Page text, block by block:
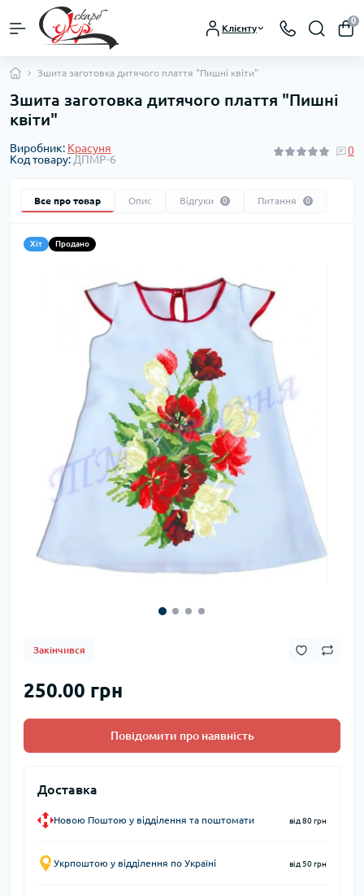
Клієнту
0
Зшита заготовка дитячого плаття "Пишні квіти"
Зшита заготовка дитячого плаття "Пишні
квіти"
Виробник: Красуня
Код товару:ДПМР-6
0
Все про товар Опис Відгуки 0 Питання 0
Хіт Продано
Закінчився
250.00 грн
Повідомити про наявність
Доставка
Новою Поштою у відділення та поштомати від 80 грн
Укрпоштою у відділення по Україні від 50 грн